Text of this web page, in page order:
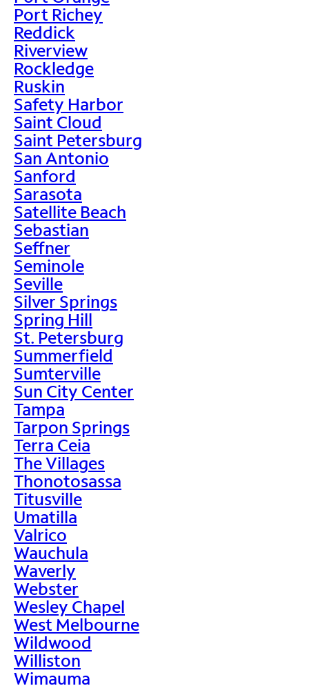
Port Richey
Reddick
Riverview
Rockledge
Ruskin
Safety Harbor
Saint Cloud
Saint Petersburg
San Antonio
Sanford
Sarasota
Satellite Beach
Sebastian
Seffner
Seminole
Seville
Silver Springs
Spring Hill
St. Petersburg
Summerfield
Sumterville
Sun City Center
Tampa
Tarpon Springs
Terra Ceia
The Villages
Thonotosassa
Titusville
Umatilla
Valrico
Wauchula
Waverly
Webster
Wesley Chapel
West Melbourne
Wildwood
Williston
Wimauma